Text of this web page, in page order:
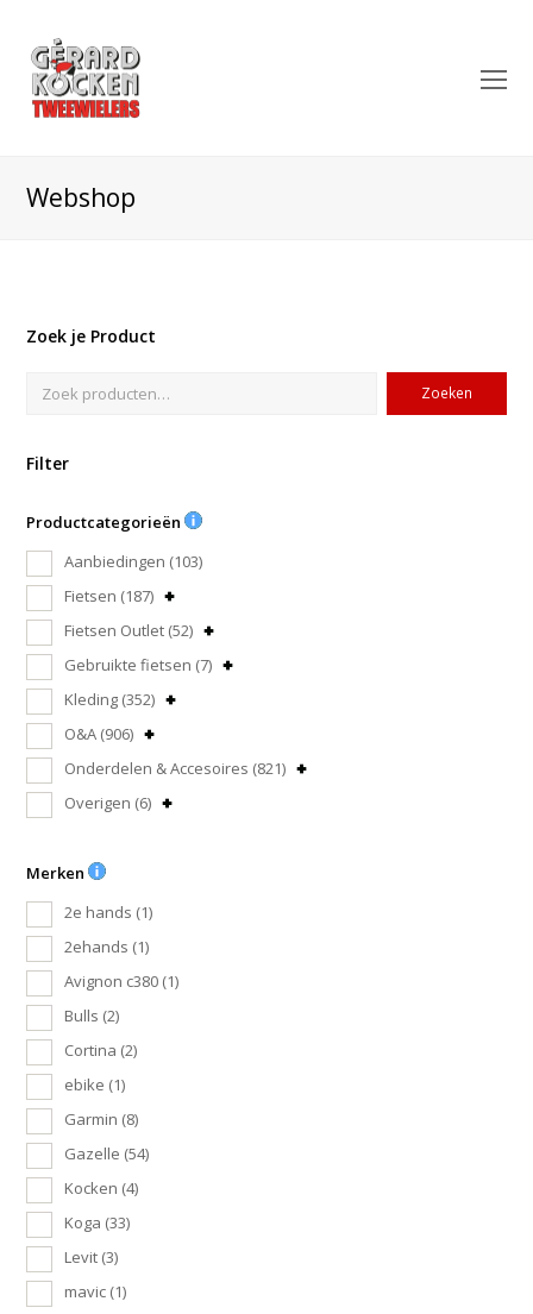
Webshop
Zoek je Product
Zoeken
Filter
Productcategorieën
Aanbiedingen (103)
Fietsen (187)
Fietsen Outlet (52)
Gebruikte fietsen (7)
Kleding (352)
O&A (906)
Onderdelen & Accesoires (821)
Overigen (6)
Merken
2e hands (1)
2ehands (1)
Avignon c380 (1)
Bulls (2)
Cortina (2)
ebike (1)
Garmin (8)
Gazelle (54)
Kocken (4)
Koga (33)
Levit (3)
mavic (1)